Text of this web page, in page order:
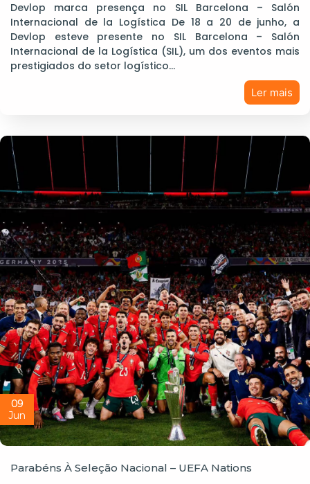
Devlop marca presença no SIL Barcelona – Salón
Internacional de la Logística De 18 a 20 de junho, a
Devlop esteve presente no SIL Barcelona – Salón
Internacional de la Logística (SIL), um dos eventos mais
prestigiados do setor logístico…
Ler mais
09
Jun
Parabéns À Seleção Nacional – UEFA Nations